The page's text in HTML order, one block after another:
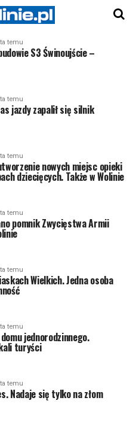
temu
S3 Świnoujście –
temu
jazdy zapalił się silnik
temu
nowych miejsc opieki
dziecięcych. Także w Wolinie
temu
pomnik Zwycięstwa Armii
temu
Wielkich. Jedna osoba
temu
jednorodzinnego.
turyści
temu
Nadaje się tylko na złom